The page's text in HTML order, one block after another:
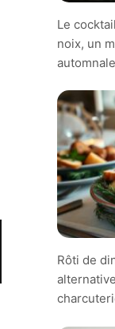
Le
noix, un
automnale
Rôti de